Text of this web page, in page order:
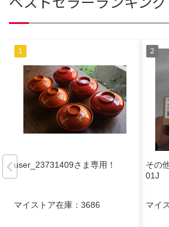
user_23731409さま専用！
マイストア在庫： 3686
その
01J
マイ